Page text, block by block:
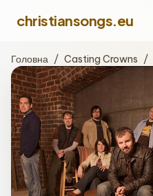
christiansongs.eu
Головна / Casting Crowns /